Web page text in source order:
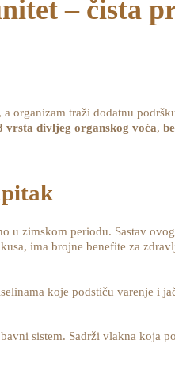
– čista
organizam traži dodatnu
vrsta divljeg organskog voća,
u zimskom periodu. Sastav
ima brojne benefite za
koje podstiču varenje i
sistem. Sadrži vlakna koja